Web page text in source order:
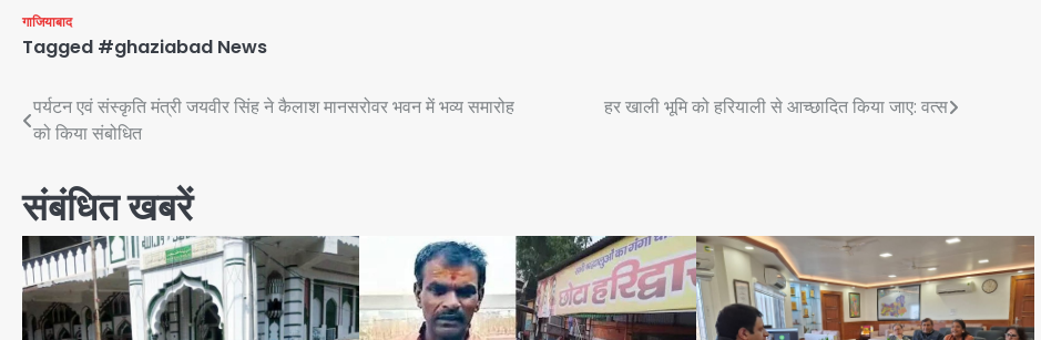
गाजियाबाद
Tagged #ghaziabad News
Post
पर्यटन एवं संस्कृति मंत्री जयवीर सिंह ने कैलाश मानसरोवर भवन में भव्य समारोह
को किया संबोधित
हर खाली भूमि को हरियाली से आच्छादित किया जाए: वत्स
संबंधित खबरें